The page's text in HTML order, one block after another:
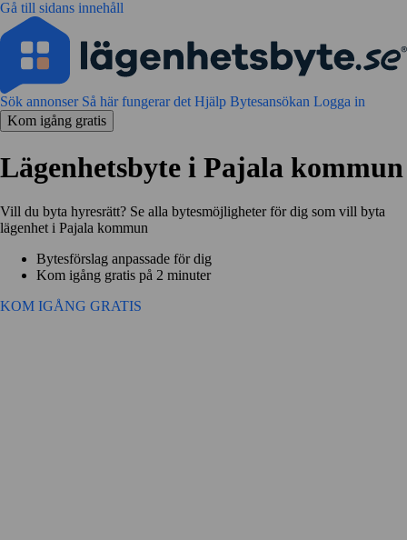
Gå till sidans innehåll
Sök annonser Så här fungerar det Hjälp Bytesansökan Logga in
Kom igång gratis
Lägenhetsbyte i Pajala kommun
Vill du byta hyresrätt? Se alla bytesmöjligheter för dig som vill byta
lägenhet i Pajala kommun
Bytesförslag anpassade för dig
Kom igång gratis på 2 minuter
KOM IGÅNG GRATIS